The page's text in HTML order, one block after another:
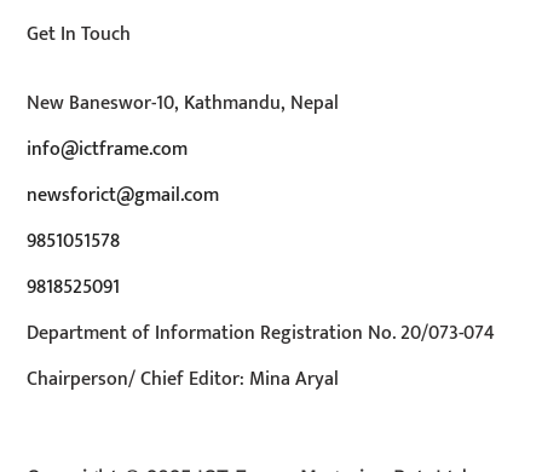
Get In Touch
New Baneswor-10, Kathmandu, Nepal
info@ictframe.com
newsforict@gmail.com
9851051578
9818525091
Department of Information Registration No. 20/073-074
Chairperson/ Chief Editor: Mina Aryal